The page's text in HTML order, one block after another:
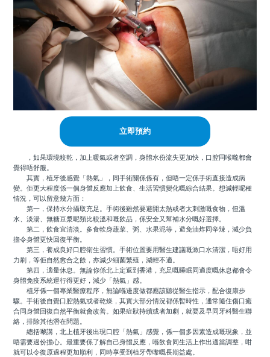
立即預約
，如果環境較乾，加上暖氣或者空調，身體水份流失更加快，口腔同喉嚨都會
覺得唔舒服。
其實，植牙後感覺「熱氣」，同手術關係係有，但唔一定係手術直接造成病
變。佢更大程度係一個身體反應加上飲食、生活習慣變化嘅綜合結果。想減輕呢種
情況，可以留意幾方面：
第一，保持水分攝取充足。手術後雖然要避開太熱或者太刺激嘅食物，但溫
水、淡湯、無糖豆漿呢類比較溫和嘅飲品，係安全又幫補水分嘅好選擇。
第二，飲食宜清淡。多食軟身蔬菜、粥、水果泥等，避免油炸同辛辣，減少負
擔令身體更快回復平衡。
第三，養成良好口腔衛生習慣。手術位置要用醫生建議嘅漱口水清潔，唔好用
力刷，等佢自然愈合之餘，亦減少細菌繁殖，減輕不適。
第四，適量休息。無論你係北上定返到香港，充足嘅睡眠同適度嘅休息都會令
身體免疫系統運行得更好，減少「熱氣」感。
植牙係一個專業醫療程序，無論喺邊度做都應該聽從醫生指示，配合復康步
驟。手術後自覺口腔熱氣或者乾燥，其實大部分情況都係暫時性，通常隨住傷口癒
合同身體回復自然平衡就會改善。如果症狀持續或者加劇，就要及早同牙科醫生聯
絡，排除其他潛在問題。
總括嚟講，北上植牙後出現口腔「熱氣」感覺，係一個多因素造成嘅現象，並
唔需要過份擔心。最重要係了解自己身體反應，喺飲食同生活上作出適當調整，咁
就可以令復原過程更加順利，同時享受到植牙帶嚟嘅長期益處。